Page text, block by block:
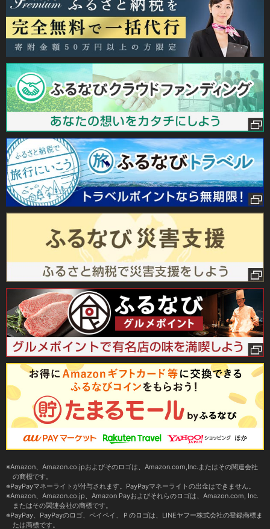
Amazon、Amazon.co.jpおよびそのロゴは、Amazon.com,Inc.またはその関連会社
の商標です。
PayPayマネーライトが付与されます。PayPayマネーライトの出金はできません。
Amazon、Amazon.co.jp、Amazon Payおよびそれらのロゴは、Amazon.com, Inc.
またはその関連会社の商標です。
PayPay、PayPayのロゴ、ペイペイ、Ｐのロゴは、LINEヤフー株式会社の登録商標ま
たは商標です。